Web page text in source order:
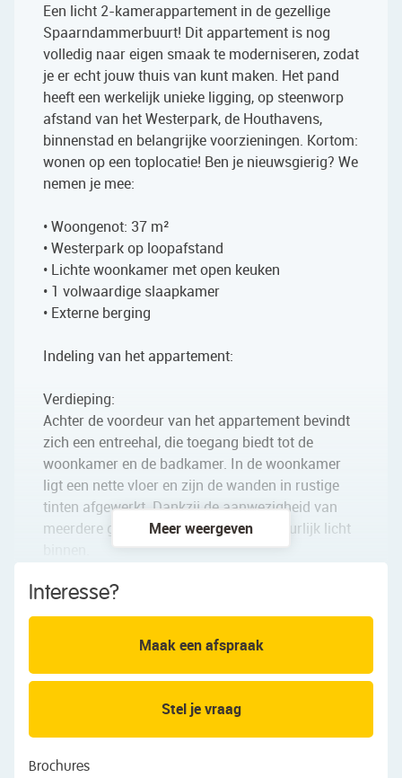
Een licht 2-kamerappartement in de gezellige
Spaarndammerbuurt! Dit appartement is nog
volledig naar eigen smaak te moderniseren, zodat
je er echt jouw thuis van kunt maken. Het pand
heeft een werkelijk unieke ligging, op steenworp
afstand van het Westerpark, de Houthavens,
binnenstad en belangrijke voorzieningen. Kortom:
wonen op een toplocatie! Ben je nieuwsgierig? We
nemen je mee:
• Woongenot: 37 m²
• Westerpark op loopafstand
• Lichte woonkamer met open keuken
• 1 volwaardige slaapkamer
• Externe berging
Indeling van het appartement:
Verdieping:
Achter de voordeur van het appartement bevindt
zich een entreehal, die toegang biedt tot de
woonkamer en de badkamer. In de woonkamer
ligt een nette vloer en zijn de wanden in rustige
tinten afgewerkt. Dankzij de aanwezigheid van
meerdere grote ramen valt er veel natuurlijk licht
De open keuken is verouderd en uitgevoerd in een
rechte opstelling. Het geheel bestaat uit witte
keukenkastjes en een donker werkblad. Er is geen
inbouwapparatuur aanwezig. De wasmachine-
aansluiting bevindt zich in de keuken.
De badkamer is gedateerd en toe aan
vernieuwing. Deze ruimte is momenteel uitgerust
met een staand toilet, wastafel, designradiator en
Meer weergeven
Interesse?
Maak een afspraak
Stel je vraag
Brochures